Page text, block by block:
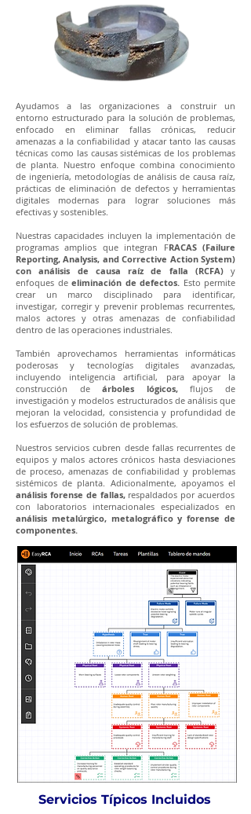
Ayudamos a las organizaciones a construir un
entorno estructurado para la solución de problemas,
enfocado en eliminar fallas crónicas, reducir
amenazas a la confiabilidad y atacar tanto las causas
técnicas como las causas sistémicas de los problemas
de planta. Nuestro enfoque combina conocimiento
de ingeniería, metodologías de análisis de causa raíz,
prácticas de eliminación de defectos y herramientas
digitales modernas para lograr soluciones más
efectivas y sostenibles.
Nuestras capacidades incluyen la implementación de
programas amplios que integran FRACAS (Failure
Reporting, Analysis, and Corrective Action System)
con análisis de causa raíz de falla (RCFA)y
enfoques de eliminación de defectos. Esto permite
crear un marco disciplinado para identificar,
investigar, corregir y prevenir problemas recurrentes,
malos actores y otras amenazas de confiabilidad
dentro de las operaciones industriales.
También aprovechamos herramientas informáticas
poderosas y tecnologías digitales avanzadas,
incluyendo inteligencia artificial, para apoyar la
construcción deárboles lógicos,flujos de
investigación y modelos estructurados de análisis que
mejoran la velocidad, consistencia y profundidad de
los esfuerzos de solución de problemas.
Nuestros servicios cubren desde fallas recurrentes de
equipos y malos actores crónicos hasta desviaciones
de proceso, amenazas de confiabilidad y problemas
sistémicos de planta. Adicionalmente, apoyamos el
análisis forense de fallas,respaldados por acuerdos
con laboratorios internacionales especializados en
análisis metalúrgico, metalográfico y forense de
componentes.
Servicios Típicos Incluidos